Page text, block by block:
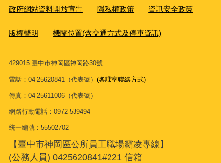
政府網站資料開放宣告 隱私權政策 資訊安全政策
版權聲明 機關位置(含交通方式及停車資訊)
429015 臺中市神岡區神岡路30號
電話：04-25620841（代表號） (各課室聯絡方式)
傳真：04-25611006（代表號）
網路行動電話：0972-539494
統一編號：55502702
【臺中市神岡區公所員工職場霸凌專線】
(公務人員) 0425620841#221 信箱